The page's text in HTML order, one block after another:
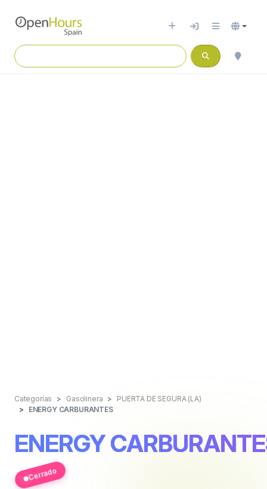
Categorías Gasolinera
PUERTA DE SEGURA (LA)
ENERGY CARBURANTES
ENERGY
Cerrado